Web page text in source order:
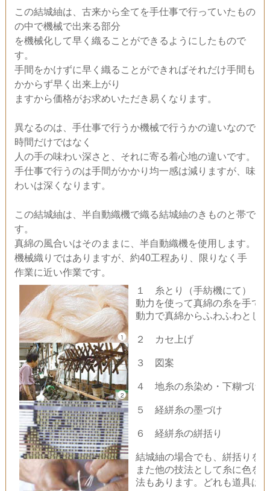
この結城紬は、古来から全てを手仕事で行っていたもの
の中で機械で出来る部分
を機械化して早く織ることができるようにしたもので
す。
手間をかけずに早く織ることができればそれだけ手間も
かからず早く出来上がり
ますから価格がお求めいただき易くなります。
異なるのは、手仕事で行うか機械で行うかの違いなので
時間だけではなく
人の手の味わい深さと、それに寄る着心地の違いです。
手仕事で行うのは手間がかかり均一感は減りますが、味
わいは深くなります。
この結城紬は、半自動織機で織る結城紬のきものと帯で
す。
真綿の風合いはそのままに、半自動織機を使用します。
機械織りではありますが、約40工程あり、限りなく手
作業に近い作業です。